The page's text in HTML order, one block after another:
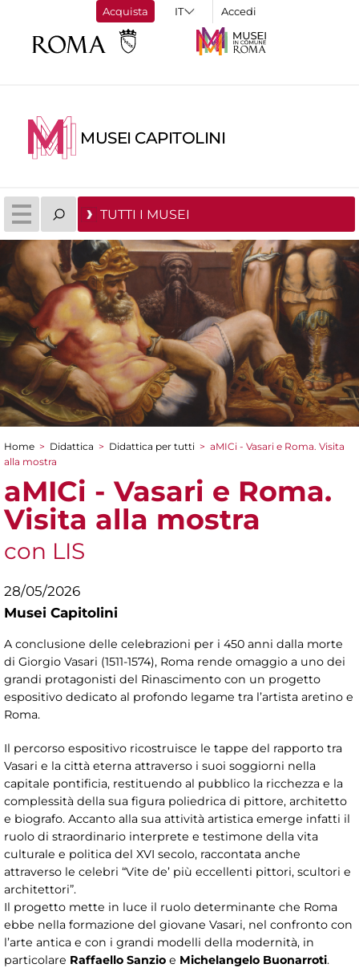
Acquista Accedi
MUSEI CAPITOLINI
TUTTI I MUSEI
Tu sei qui
Home > Didattica > Didattica per tutti > aMICi - Vasari e Roma. Visita
alla mostra
aMICi - Vasari e Roma.
Visita alla mostra
con LIS
28/05/2026
Musei Capitolini
A conclusione delle celebrazioni per i 450 anni dalla morte
di Giorgio Vasari (1511-1574), Roma rende omaggio a uno dei
grandi protagonisti del Rinascimento con un progetto
espositivo dedicato al profondo legame tra l’artista aretino e
Roma.
Il percorso espositivo ricostruisce le tappe del rapporto tra
Vasari e la città eterna attraverso i suoi soggiorni nella
capitale pontificia, restituendo al pubblico la ricchezza e la
complessità della sua figura poliedrica di pittore, architetto
e biografo. Accanto alla sua attività artistica emerge infatti il
ruolo di straordinario interprete e testimone della vita
culturale e politica del XVI secolo, raccontata anche
attraverso le celebri “Vite de’ più eccellenti pittori, scultori e
architettori”.
Il progetto mette in luce il ruolo determinante che Roma
ebbe nella formazione del giovane Vasari, nel confronto con
l’arte antica e con i grandi modelli della modernità, in
particolare Raffaello Sanzio e Michelangelo Buonarroti.